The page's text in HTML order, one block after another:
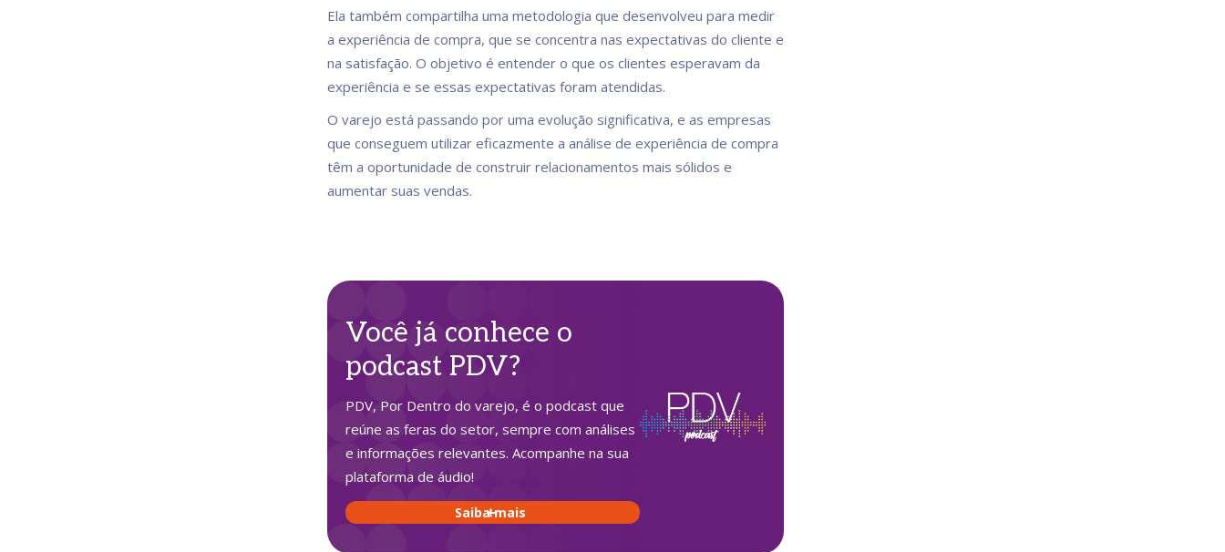
Ela também compartilha uma metodologia que desenvolveu para medir
a experiência de compra, que se concentra nas expectativas do cliente e
na satisfação. O objetivo é entender o que os clientes esperavam da
experiência e se essas expectativas foram atendidas.
O varejo está passando por uma evolução significativa, e as empresas
que conseguem utilizar eficazmente a análise de experiência de compra
têm a oportunidade de construir relacionamentos mais sólidos e
aumentar suas vendas.
Você já conhece o
podcast PDV?
PDV, Por Dentro do varejo, é o podcast que
reúne as feras do setor, sempre com análises
e informações relevantes. Acompanhe na sua
plataforma de áudio!
Saiba mais